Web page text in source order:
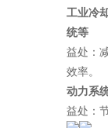
工业冷
统等
益处：
效率。
动力系
益处：